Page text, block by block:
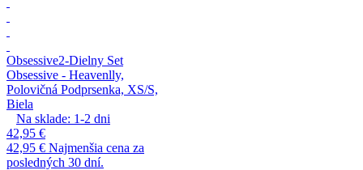
Obsessive2-Dielny Set
Obsessive - Heavenlly,
Polovičná Podprsenka, XS/S,
Biela
Na sklade: 1-2 dni
42,95 €
42,95 € Najmenšia cena za
posledných 30 dní.